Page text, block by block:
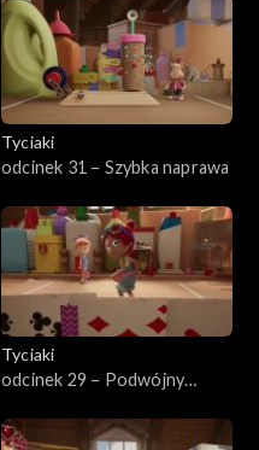
Tyciaki
odcinek 31 – Szybka naprawa
Tyciaki
odcinek 29 – Podwójny